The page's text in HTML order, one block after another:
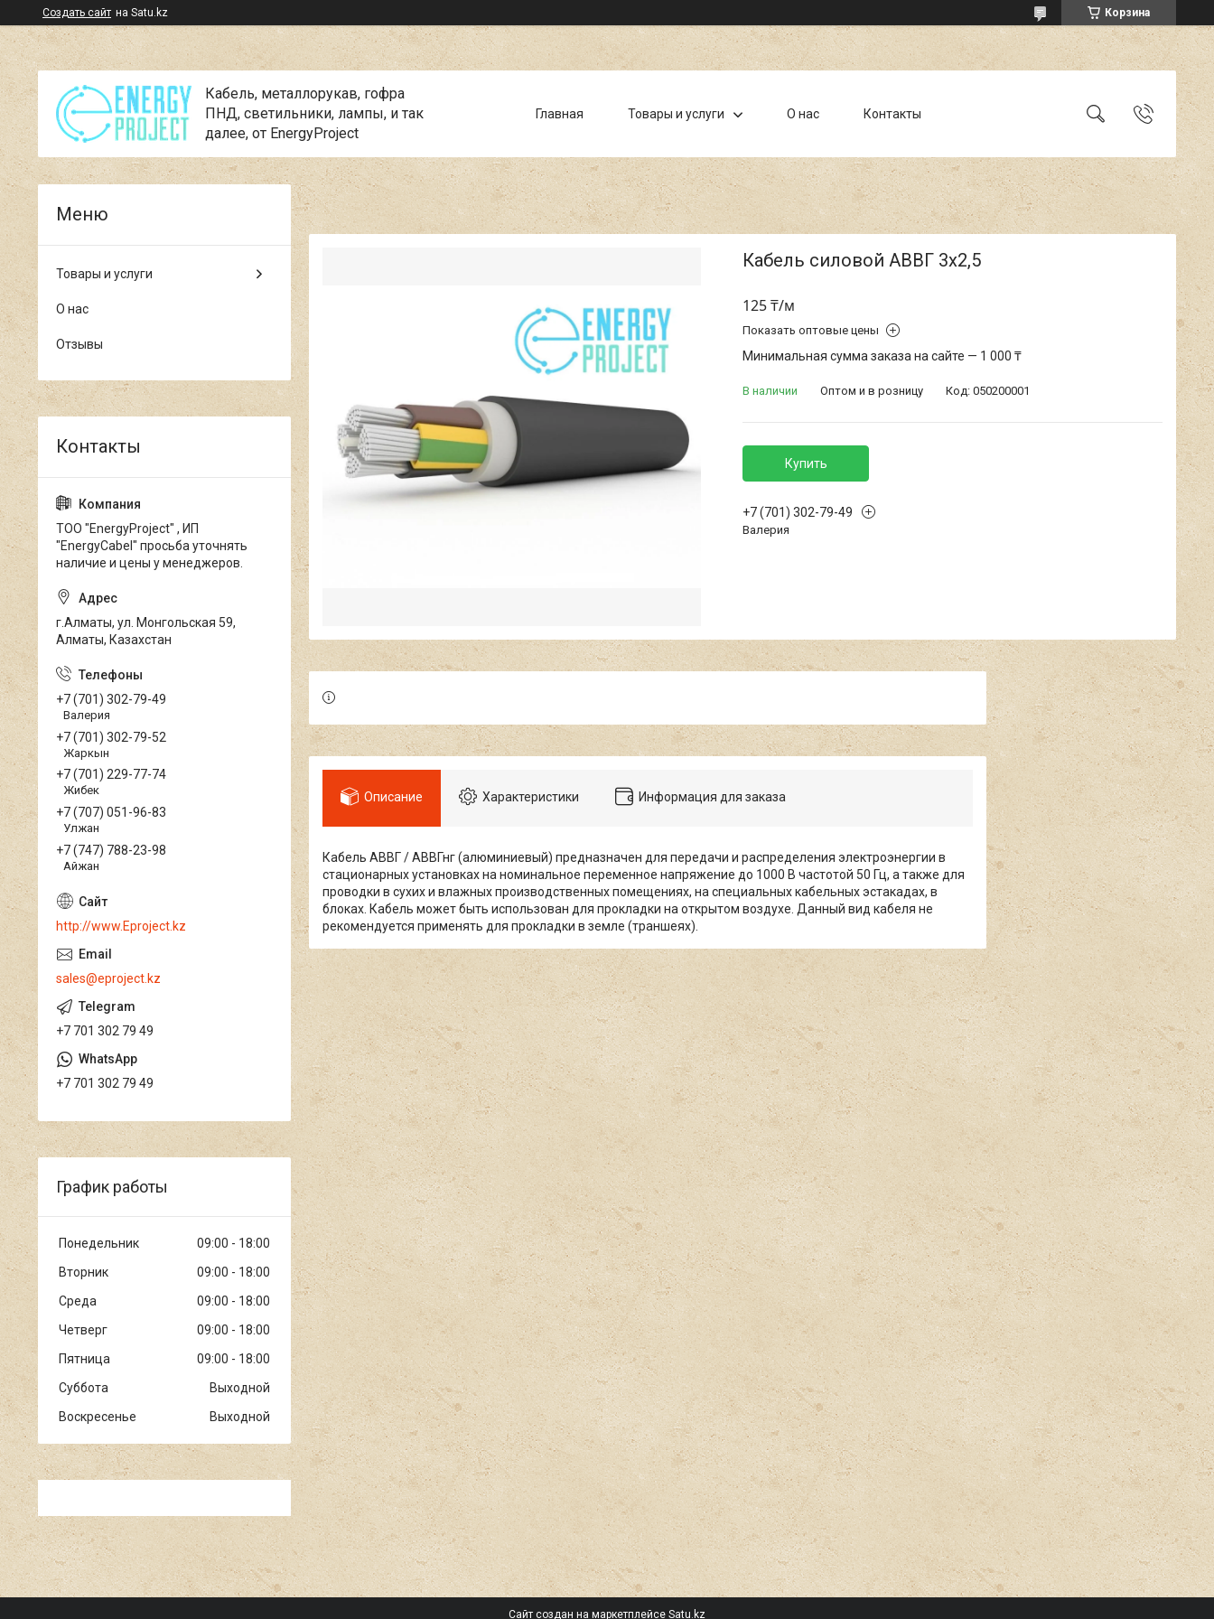
Создать сайт на Satu.kz Корзина
Кабель, металлорукав, гофра
ПНД, cветильники, лампы, и так
далее, от EnergyProject
Главная Товары и услуги О нас Контакты
Кабель силовой АВВГ 3х2,5
125 ₸/м
Показать оптовые цены
Минимальная сумма заказа на сайте — 1 000 ₸
В наличии Оптом и в розницу Код: 050200001
Купить
+7 (701) 302-79-49
Валерия
Описание Характеристики Информация для заказа
Кабель АВВГ / АВВГнг (алюминиевый) предназначен для передачи и распределения электроэнергии в
стационарных установках на номинальное переменное напряжение до 1000 В частотой 50 Гц, а также для
проводки в сухих и влажных производственных помещениях, на специальных кабельных эстакадах, в
блоках. Кабель может быть использован для прокладки на открытом воздухе. Данный вид кабеля не
рекомендуется применять для прокладки в земле (траншеях).
Товары и услуги
О нас
Отзывы
ТОО "EnergyProject" , ИП
"EnergyCabel" просьба уточнять
наличие и цены у менеджеров.
г.Алматы, ул. Монгольская 59,
Алматы, Казахстан
+7 (701) 302-79-49
Валерия
+7 (701) 302-79-52
Жаркын
+7 (701) 229-77-74
Жибек
+7 (707) 051-96-83
Улжан
+7 (747) 788-23-98
Айжан
http://www.Eproject.kz
sales@eproject.kz
+7 701 302 79 49
+7 701 302 79 49
График работы
Понедельник 09:00
18:00
Вторник
09:00
18:00
Среда
09:00
18:00
Четверг
09:00
18:00
Пятница
09:00
18:00
Суббота
Выходной
Воскресенье
Выходной
Сайт создан на маркетплейсе Satu.kz